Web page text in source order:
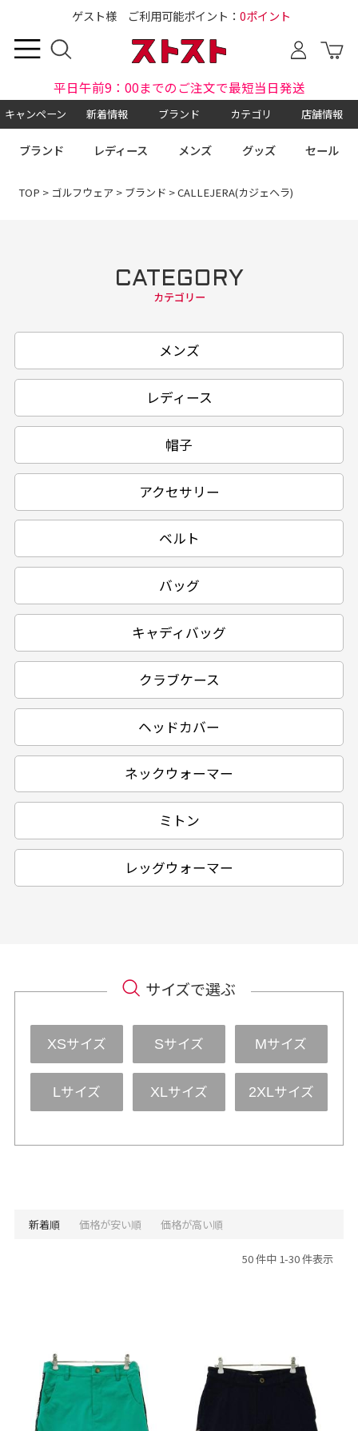
ゲスト様 ご利用可能ポイント： 0ポイント
平日午前9：00までのご注文で最短当日発送
キャンペーン 新着情報 ブランド カテゴリ 店舗情報
ブランド レディース メンズ グッズ セール
TOP > ゴルフウェア > ブランド > CALLEJERA(カジェヘラ)
CATEGORY
カテゴリー
メンズ
レディース
帽子
アクセサリー
ベルト
バッグ
キャディバッグ
クラブケース
ヘッドカバー
ネックウォーマー
ミトン
レッグウォーマー
サイズで選ぶ
XSサイズ Sサイズ Mサイズ
Lサイズ XLサイズ 2XLサイズ
新着順 価格が安い順 価格が高い順
50 件中 1-30 件表示